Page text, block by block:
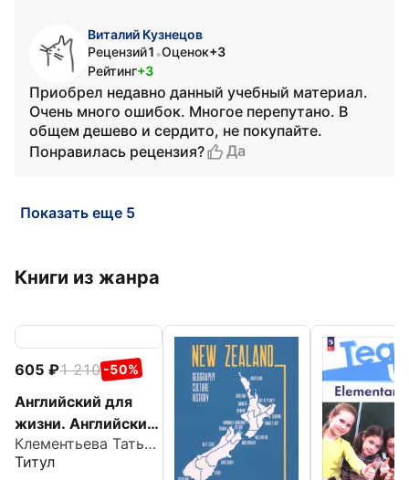
Виталий Кузнецов
Рецензий1 •Оценок+3
Рейтинг+3
Приобрел недавно данный учебный материал.
Очень много ошибок. Многое перепутано. В
общем дешево и сердито, не покупайте.
Понравилась рецензия?
Да
Показать еще 5
Книги из жанра
605 1 210 -50%
Английский для
жизни. Английский
язык в реальных
ситуациях.
Клементьева Татьяна Борисовна
Титул